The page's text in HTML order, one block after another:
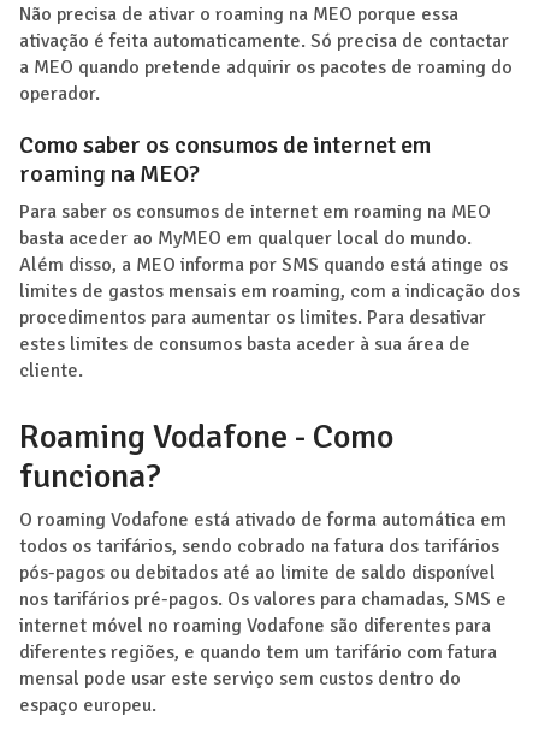
Não precisa de ativar o roaming na MEO porque essa
ativação é feita automaticamente. Só precisa de contactar
a MEO quando pretende adquirir os pacotes de roaming do
operador.
Como saber os consumos de internet em
roaming na MEO?
Para saber os consumos de internet em roaming na MEO
basta aceder ao MyMEO em qualquer local do mundo.
Além disso, a MEO informa por SMS quando está atinge os
limites de gastos mensais em roaming, com a indicação dos
procedimentos para aumentar os limites. Para desativar
estes limites de consumos basta aceder à sua área de
cliente.
Roaming Vodafone - Como
funciona?
O roaming Vodafone está ativado de forma automática em
todos os tarifários, sendo cobrado na fatura dos tarifários
pós-pagos ou debitados até ao limite de saldo disponível
nos tarifários pré-pagos. Os valores para chamadas, SMS e
internet móvel no roaming Vodafone são diferentes para
diferentes regiões, e quando tem um tarifário com fatura
mensal pode usar este serviço sem custos dentro do
espaço europeu.